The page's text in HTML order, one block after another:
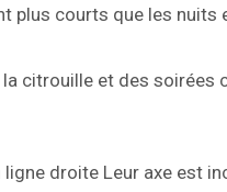
plus courts que les
la citrouille et des soirées
droite Leur axe est